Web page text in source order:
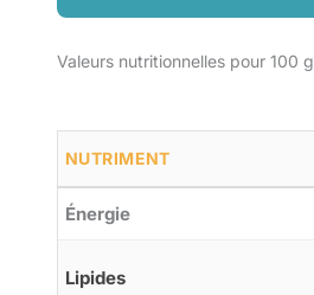
Valeurs nutritionnelles pour 100 g
NUTRIMENT
Énergie
Lipides